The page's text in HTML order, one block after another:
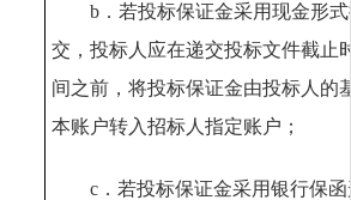
b． 若投标保证金采用现金形
交，投标人应在递交投标文件截止
间之前，将投标保证金由投标人的
本账户转入招标人指定账户；
c． 若投标保证金采用银行保函